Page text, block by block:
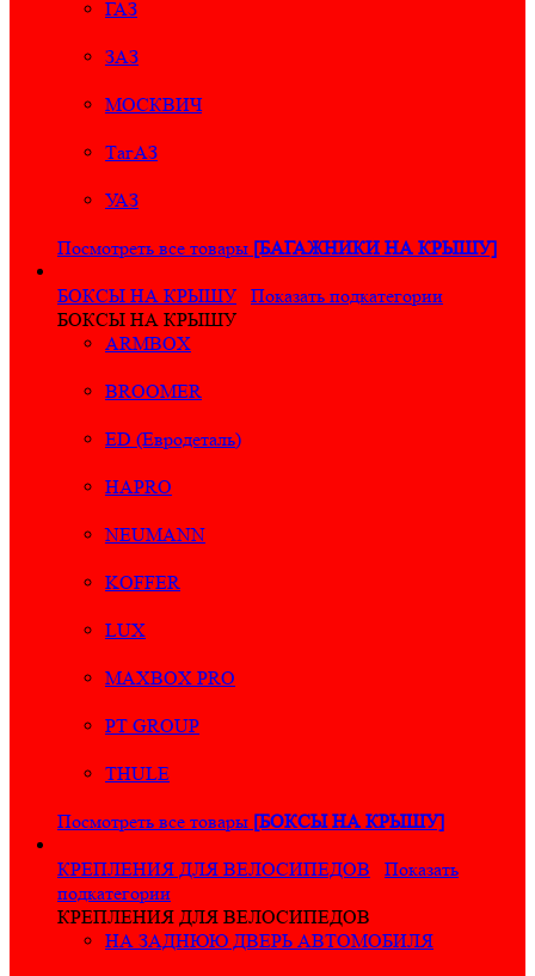
ГАЗ
ЗАЗ
МОСКВИЧ
ТагАЗ
УАЗ
Посмотреть все товары [БАГАЖНИКИ НА КРЫШУ]
БОКСЫ НА КРЫШУ
Показать подкатегории
БОКСЫ НА КРЫШУ
ARMBOX
BROOMER
ED (Евродеталь)
HAPRO
NEUMANN
KOFFER
LUX
MAXBOX PRO
PT GROUP
THULE
Посмотреть все товары [БОКСЫ НА КРЫШУ]
КРЕПЛЕНИЯ ДЛЯ ВЕЛОСИПЕДОВ
Показать
подкатегории
КРЕПЛЕНИЯ ДЛЯ ВЕЛОСИПЕДОВ
НА ЗАДНЮЮ ДВЕРЬ АВТОМОБИЛЯ